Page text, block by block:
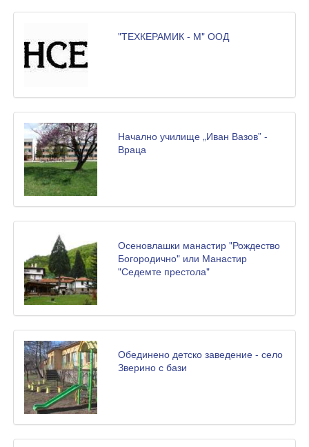
"ТЕХКЕРАМИК - М" ООД
Начално училище „Иван Вазов” -
Враца
Осеновлашки манастир "Рождество
Богородично" или Манастир
"Седемте престола"
Обединено детско заведение - село
Зверино с бази